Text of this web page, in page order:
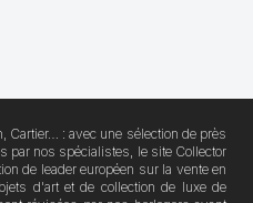
Cartier… : avec une sélection de près
par nos spécialistes, le site Collector
de leader européen sur la vente en
d'art et de collection de luxe de